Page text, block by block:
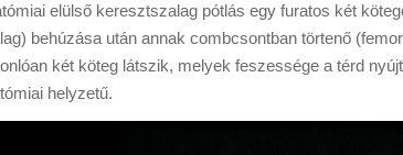
elülső keresztszalag pótlás egy furatos két
behúzása után annak combcsontban törtenő
két köteg látszik, melyek feszessége a térd
helyzetű.